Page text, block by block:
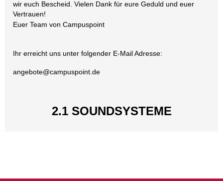
wir euch Bescheid. Vielen Dank für eure Geduld und euer
Vertrauen!
Euer Team von Campuspoint
Ihr erreicht uns unter folgender E-Mail Adresse:
angebote@campuspoint.de
2.1 SOUNDSYSTEME